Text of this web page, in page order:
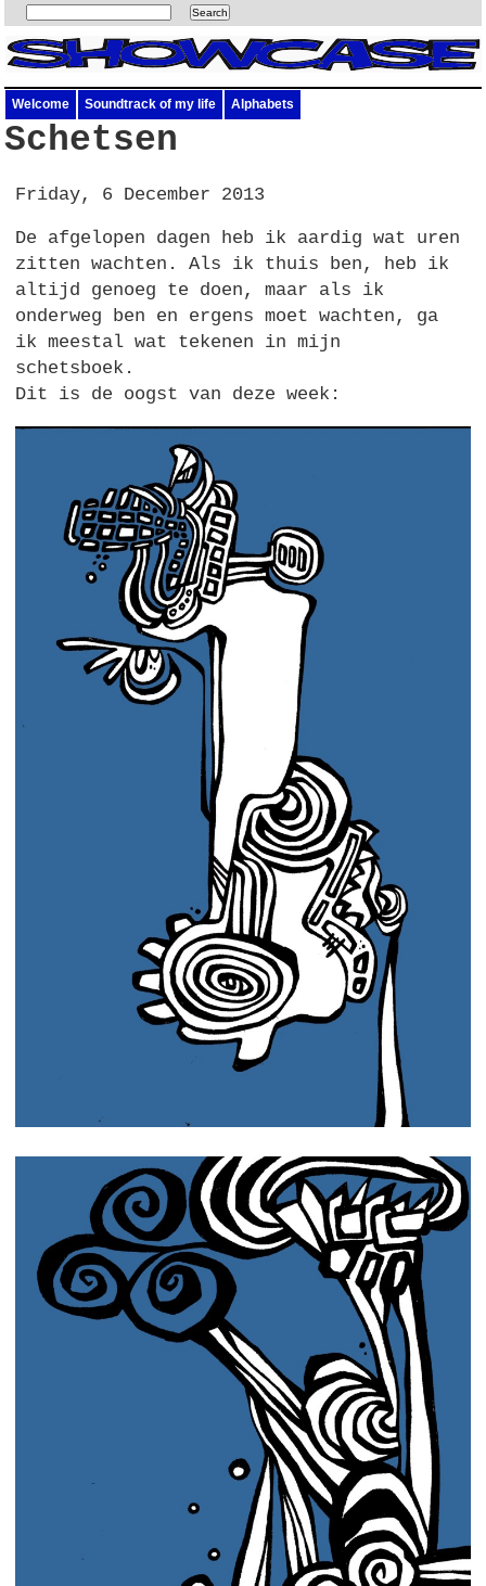
Welcome Soundtrack of my life Alphabets
Schetsen
Friday, 6 December 2013
De afgelopen dagen heb ik aardig wat uren
zitten wachten. Als ik thuis ben, heb ik
altijd genoeg te doen, maar als ik
onderweg ben en ergens moet wachten, ga
ik meestal wat tekenen in mijn
schetsboek.
Dit is de oogst van deze week: